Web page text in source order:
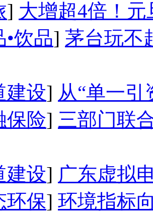
] 大增超4倍！
•饮品] 茅台玩不
建设] 从“单一引
保险] 三部门联
建设] 广东虚拟
环保] 环境指标